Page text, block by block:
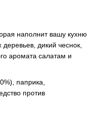
наполнит вашу кухню
дикий чеснок,
аромата салатам и
паприка,
против